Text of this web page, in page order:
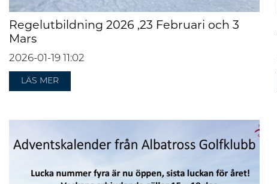
Regelutbildning 2026 ,23 Februari och 3
Mars
2026-01-19 11:02
LÄS MER